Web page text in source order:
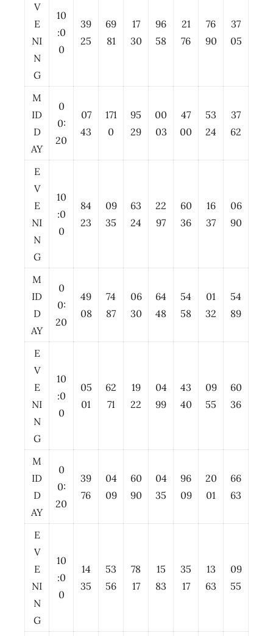
V
E
NI
N
G
10
:0
0
39
25
69
81
17
30
96
58
21
76
76
90
37
05
M
ID
D
AY
0
0:
20
07
43
171
0
95
29
00
03
47
00
53
24
37
62
E
V
E
NI
N
G
10
:0
0
84
23
09
35
63
24
22
97
60
36
16
37
06
90
M
ID
D
AY
0
0:
20
49
08
74
87
06
30
64
48
54
58
01
32
54
89
E
V
E
NI
N
G
10
:0
0
05
01
62
71
19
22
04
99
43
40
09
55
60
36
M
ID
D
AY
0
0:
20
39
76
04
09
60
90
04
35
96
09
20
01
66
63
E
V
E
NI
N
G
10
:0
0
14
35
53
56
78
17
15
83
35
17
13
63
09
55